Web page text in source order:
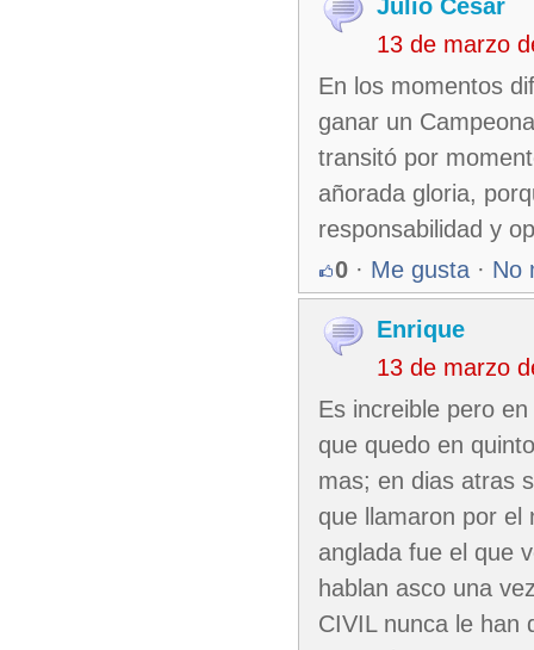
Julio César
13 de marzo
En los momentos
ganar un
transitó por
añorada gloria,
responsabilidad y
0 · Me gusta · No
Enrique
13 de marzo
Es increible pero
que quedo en
mas; en dias atras
que llamaron por el
anglada fue el que
hablan asco una
CIVIL nunca le han